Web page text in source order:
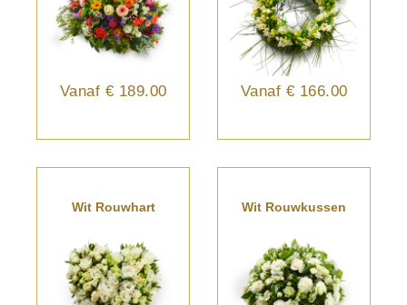
Vanaf € 189.00 Vanaf € 166.00
Wit Rouwhart Wit Rouwkussen